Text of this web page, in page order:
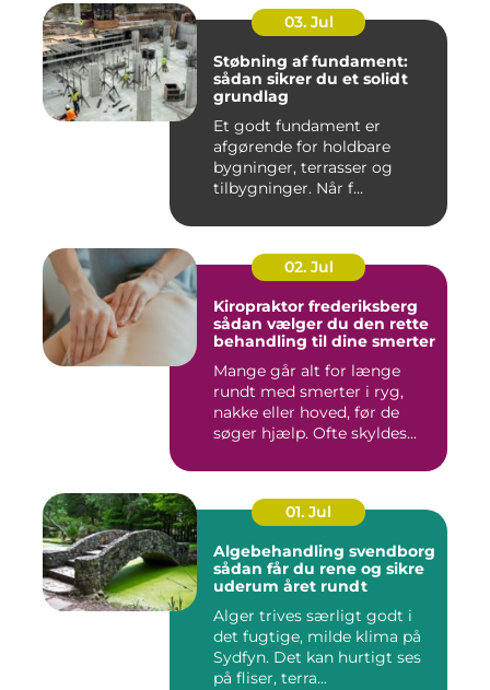
03. Jul
Støbning af fundament:
sådan sikrer du et solidt
grundlag
Et godt fundament er
afgørende for holdbare
bygninger, terrasser og
tilbygninger. Når f...
02. Jul
Kiropraktor frederiksberg
sådan vælger du den rette
behandling til dine smerter
Mange går alt for længe
rundt med smerter i ryg,
nakke eller hoved, før de
søger hjælp. Ofte skyldes...
01. Jul
Algebehandling svendborg
sådan får du rene og sikre
uderum året rundt
Alger trives særligt godt i
det fugtige, milde klima på
Sydfyn. Det kan hurtigt ses
på fliser, terra...